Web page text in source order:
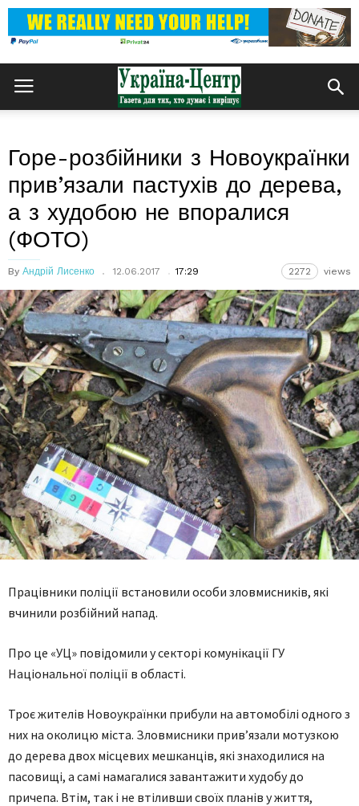
Горе-розбійники з Новоукраїнки
прив’язали пастухів до дерева,
а з худобою не впоралися
(ФОТО)
By Андрій Лисенко 12.06.2017 17:29 2272 views
Працівники поліції встановили особи зловмисників, які
вчинили розбійний напад.
Про це «УЦ» повідомили у секторі комунікації ГУ
Національної поліції в області.
Троє жителів Новоукраїнки прибули на автомобілі одного з
них на околицю міста. Зловмисники прив’язали мотузкою
до дерева двох місцевих мешканців, які знаходилися на
пасовищі, а самі намагалися завантажити худобу до
причепа. Втім, так і не втіливши своїх планів у життя,